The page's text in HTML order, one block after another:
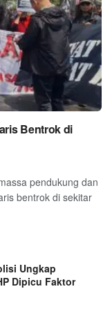
Bentrok di
pendukung dan
bentrok di sekitar
Ungkap
Dipicu Faktor